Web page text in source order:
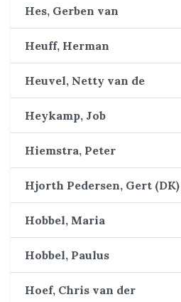
Hes, Gerben van
Heuff, Herman
Heuvel, Netty van de
Heykamp, Job
Hiemstra, Peter
Hjorth Pedersen, Gert (DK)
Hobbel, Maria
Hobbel, Paulus
Hoef, Chris van der